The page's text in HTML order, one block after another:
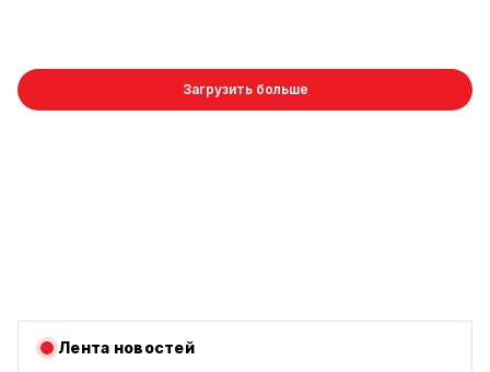
Загрузить больше
Лента новостей